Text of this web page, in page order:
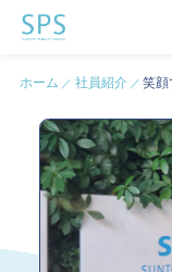
TOP
SPSが選ばれ
事業内容と提
企業・ブラン
企業施設運営
企業施設コン
ホーム 社員紹介 笑顔